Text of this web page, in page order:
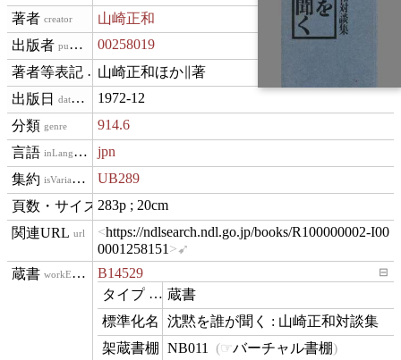
creator 山崎正和
publisher 00258019
creditText
山崎正和ほか∥著
datePublished 1972-12
genre 914.6
inLanguage jpn
isVariantOf UB289
materialExtent
283p ; 20cm
url
https://ndlsearch.ndl.go.jp/books/R100000002-I00
0001258151
workExample B14529 ⊟
type 蔵書
name
沈黙を誰が聞く : 山崎正和対談集
contentLocation
NB011 バーチャル書棚